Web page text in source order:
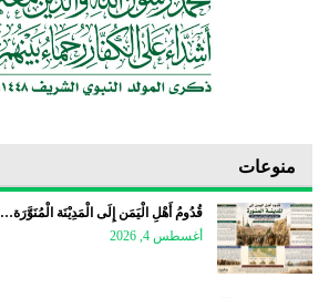
منوعات
قُدُومُ أَهْلِ الْيَمَن إِلَى الْمَدِيْنَة الْمُنَوَّرَة…
أغسطس 4, 2026